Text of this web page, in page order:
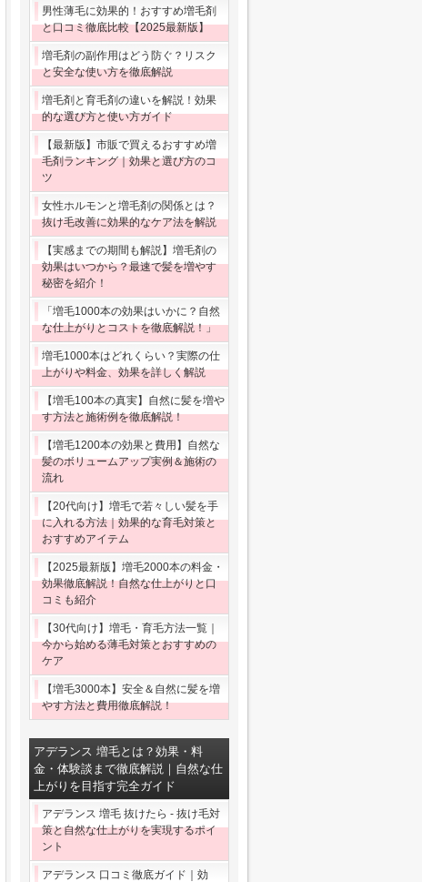
男性薄毛に効果的！おすすめ増毛剤
と口コミ徹底比較【2025最新版】
増毛剤の副作用はどう防ぐ？リスク
と安全な使い方を徹底解説
増毛剤と育毛剤の違いを解説！効果
的な選び方と使い方ガイド
【最新版】市販で買えるおすすめ増
毛剤ランキング｜効果と選び方のコ
ツ
女性ホルモンと増毛剤の関係とは？
抜け毛改善に効果的なケア法を解説
【実感までの期間も解説】増毛剤の
効果はいつから？最速で髪を増やす
秘密を紹介！
「増毛1000本の効果はいかに？自然
な仕上がりとコストを徹底解説！」
増毛1000本はどれくらい？実際の仕
上がりや料金、効果を詳しく解説
【増毛100本の真実】自然に髪を増や
す方法と施術例を徹底解説！
【増毛1200本の効果と費用】自然な
髪のボリュームアップ実例＆施術の
流れ
【20代向け】増毛で若々しい髪を手
に入れる方法｜効果的な育毛対策と
おすすめアイテム
【2025最新版】増毛2000本の料金・
効果徹底解説！自然な仕上がりと口
コミも紹介
【30代向け】増毛・育毛方法一覧｜
今から始める薄毛対策とおすすめの
ケア
【増毛3000本】安全＆自然に髪を増
やす方法と費用徹底解説！
アデランス 増毛とは？効果・料
金・体験談まで徹底解説｜自然な仕
上がりを目指す完全ガイド
アデランス 増毛 抜けたら - 抜け毛対
策と自然な仕上がりを実現するポイ
ント
アデランス 口コミ徹底ガイド｜効